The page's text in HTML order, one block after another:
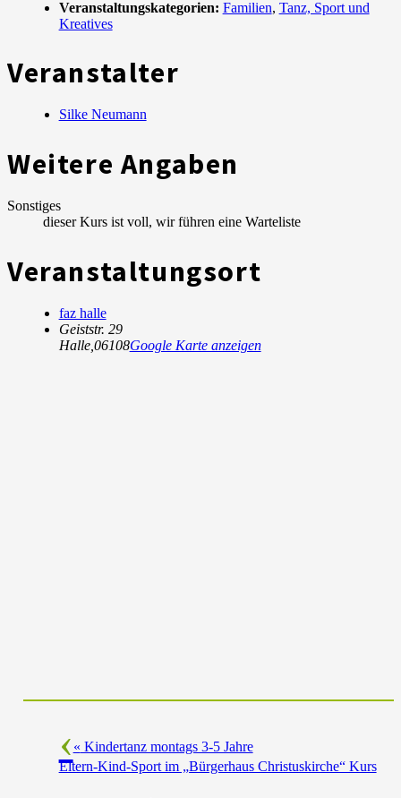
Veranstaltungskategorien: Familien, Tanz, Sport und
Kreatives
Veranstalter
Silke Neumann
Weitere Angaben
Sonstiges
dieser Kurs ist voll, wir führen eine Warteliste
Veranstaltungsort
faz halle
Geiststr. 29
Halle, 06108Google Karte anzeigen
« Kindertanz montags 3-5 Jahre
Eltern-Kind-Sport im „Bürgerhaus Christuskirche“ Kurs